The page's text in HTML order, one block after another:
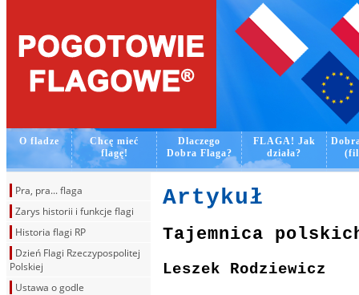
O fladze
Chcę mieć
flagę!
Dlaczego
Dobra Flaga?
FLAGA! Jak
działa?
Pra, pra... flaga
Zarys historii i funkcje flagi
Historia flagi RP
Dzień Flagi Rzeczypospolitej
Polskiej
Ustawa o godle
Artykuł
Tajemnica
Leszek Rodziewicz